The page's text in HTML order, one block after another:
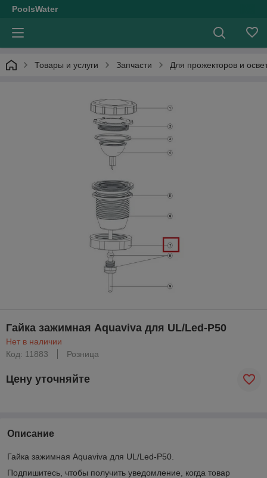
PoolsWater
Товары и услуги Запчасти Для прожекторов и
Гайка зажимная Aquaviva для UL/Led-P50
Нет в наличии
Код: 11883
Розница
Цену уточняйте
Описание
Гайка зажимная Aquaviva для UL/Led-P50.
Подпишитесь, чтобы получить уведомление, когда товар